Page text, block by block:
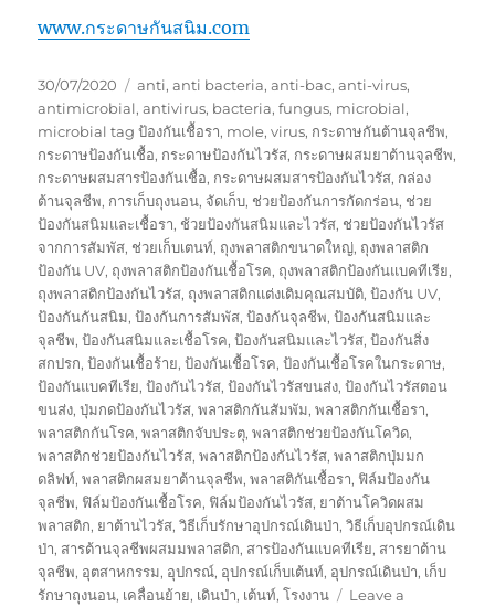
www.กระดาษกันสนิม.com
Posted
on
30/07/2020 Tags
anti,anti bacteria,anti-bac,anti-virus,
antimicrobial,antivirus, bacteria,fungus, microbial,
microbial tag ป้องกันเชื้อรา, mole,virus, กระดาษกันต้านจุลชีพ,
กระดาษป้องกันเชื้อ, กระดาษป้องกันไวรัส, กระดาษผสมยาต้านจุลชีพ,
กระดาษผสมสารป้องกันเชื้อ, กระดาษผสมสารป้องกันไวรัส, กล่อง
ต้านจุลชีพ, การเก็บถุงนอน, จัดเก็บ, ช่วยป้องกันการกัดกร่อน, ช่วย
ป้องกันสนิมและเชื้อรา, ช้วยป้องกันสนิมและไวรัส, ช่วยป้องกันไวรัส
จากการสัมพัส, ช่วยเก็บเตนท์, ถุงพลาสติกขนาดใหญ่, ถุงพลาสติก
ป้องกัน UV, ถุงพลาสติกป้องกันเชื้อโรค, ถุงพลาสติกป้องกันแบคทีเรีย,
ถุงพลาสติกป้องกันไวรัส, ถุงพลาสติกแต่งเติมคุณสมบัติ,ป้องกัน UV,
ป้องกันกันสนิม,ป้องกันการสัมพัส,ป้องกันจุลชีพ,ป้องกันสนิมและ
จุลชีพ,ป้องกันสนิมและเชื้อโรค,ป้องกันสนิมและไวรัส,ป้องกันสิ่ง
สกปรก,ป้องกันเชื้อร้าย,ป้องกันเชื้อโรค,ป้องกันเชื้อโรคในกระดาษ,
ป้องกันแบคทีเรีย,ป้องกันไวรัส,ป้องกันไวรัสขนส่ง,ป้องกันไวรัสตอน
ขนส่ง,ปุ่มกดป้องกันไวรัส,พลาสติกกันสัมพัม,พลาสติกกันเชื้อรา,
พลาสติกกันโรค,พลาสติกจับประตุ,พลาสติกช่วยป้องกันโควิด,
พลาสติกช่วยป้องกันไวรัส,พลาสติกป้องกันไวรัส,พลาสติกปุ่มมก
ดลิฟท์,พลาสติกผสมยาต้านจุลชีพ,พลาสติกันเชื้อรา, ฟิล์มป้องกัน
จุลชีพ, ฟิล์มป้องกันเชื้อโรค, ฟิล์มป้องกันไวรัส, ยาต้านโควิดผสม
พลาสติก, ยาต้านไวรัส,วิธีเก็บรักษาอุปกรณ์เดินป่า,วิธีเก็บอุปกรณ์เดิน
ป่า, สารต้านจุลชีพผสมมพลาสติก, สารป้องกันแบคทีเรีย, สารยาต้าน
จุลชีพ, อุตสาหกรรม, อุปกรณ์, อุปกรณ์เก็บเต้นท์, อุปกรณ์เดินป่า, เก็บ
รักษาถุงนอน, เคลื่อนย้าย, เดินป่า, เต้นท์,โรงงาน
Leave a